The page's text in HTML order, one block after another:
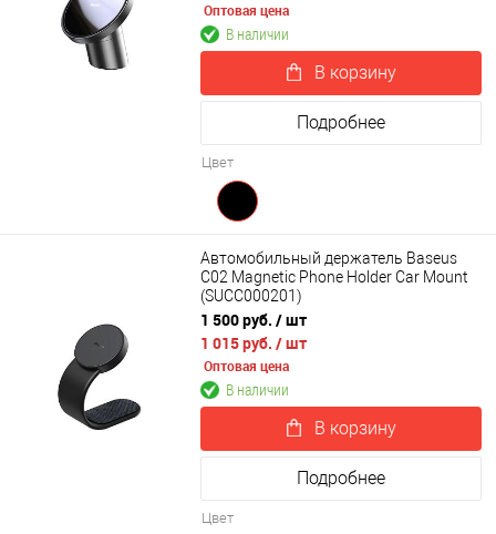
Оптовая цена
В наличии
В корзину
Подробнее
Цвет
Автомобильный держатель Baseus
C02 Magnetic Phone Holder Car Mount
(SUCC000201)
1 500 руб. / шт
1 015 руб. / шт
Оптовая цена
В наличии
В корзину
Подробнее
Цвет